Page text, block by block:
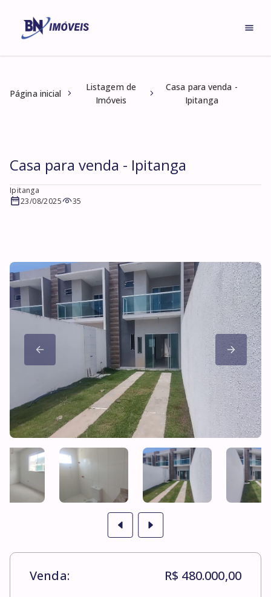
Página inicial
Listagem de
Imóveis
Casa para venda -
Ipitanga
Casa para venda - Ipitanga
Ipitanga
23/08/2025
35
Venda: R$ 480.000,00